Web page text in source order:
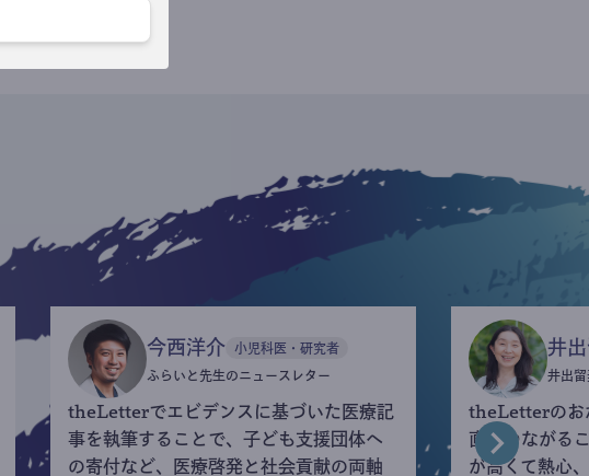
今西洋介 小児科医・研究者
ふらいと先生のニュースレター
theLetterでエビデンスに基づいた医療記
事を執筆することで、子ども支援団体へ
の寄付など、医療啓発と社会貢献の両軸
井
井出
theLetterのお
直接つながる
が高くて熱心